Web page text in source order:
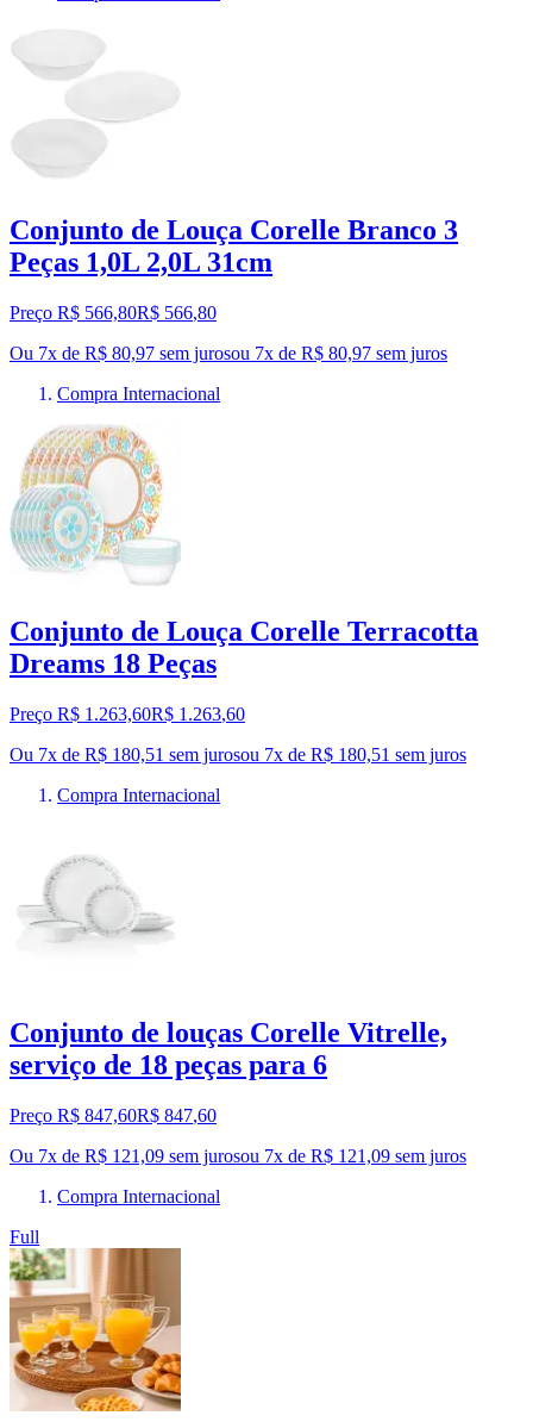
Conjunto de Louça Corelle Branco 3
Peças 1,0L 2,0L 31cm
Preço R$ 566,80R$ 566,80
Ou 7x de R$ 80,97 sem jurosou 7x de R$ 80,97 sem juros
Compra Internacional
Conjunto de Louça Corelle Terracotta
Dreams 18 Peças
Preço R$ 1.263,60R$ 1.263,60
Ou 7x de R$ 180,51 sem jurosou 7x de R$ 180,51 sem juros
Compra Internacional
Conjunto de louças Corelle Vitrelle,
serviço de 18 peças para 6
Preço R$ 847,60R$ 847,60
Ou 7x de R$ 121,09 sem jurosou 7x de R$ 121,09 sem juros
Compra Internacional
Full